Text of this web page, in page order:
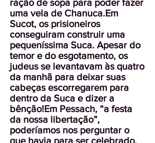
ração de sopa para poder fazer
uma vela de Chanuca.Em
Sucot, os prisioneiros
conseguiram construir uma
pequeníssima Suca. Apesar do
temor e do esgotamento, os
judeus se levantavam às quatro
da manhã para deixar suas
cabeças escorregarem para
dentro da Suca e dizer a
bênção!Em Pessach, “a festa
da nossa libertação”,
poderíamos nos perguntar o
que havia para ser celebrado.